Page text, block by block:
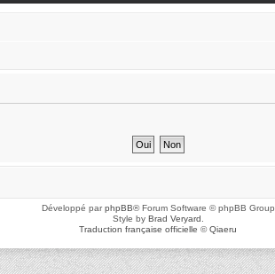
Développé parphpBB® Forum Software © phpBB Group
Style by Brad Veryard
Traduction française officielle ©Qiaeru